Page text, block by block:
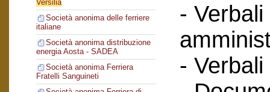
Versilia
Società anonima delle ferriere
italiane
Società anonima distribuzione
energia Aosta - SADEA
Società anonima Ferriera
Fratelli Sanguineti
-
-